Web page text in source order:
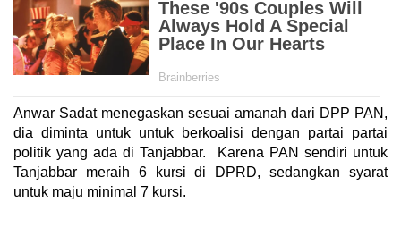
Anwar Sadat menegaskan sesuai amanah dari DPP PAN,
dia diminta untuk untuk berkoalisi dengan partai partai
politik yang ada di Tanjabbar. Karena PAN sendiri untuk
Tanjabbar meraih 6 kursi di DPRD, sedangkan syarat
untuk maju minimal 7 kursi.